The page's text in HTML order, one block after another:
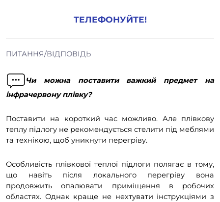
ТЕЛЕФОНУЙТЕ!
ПИТАННЯ/ВІДПОВІДЬ
Чи можна поставити важкий предмет на
інфрачервону плівку?
Поставити на короткий час можливо. Але плівкову
теплу підлогу не рекомендується стелити під меблями
та технікою, щоб уникнути перегріву.
Особливість плівкової теплої підлоги полягає в тому,
що навіть після локального перегріву вона
продовжить опалювати приміщення в робочих
областях. Однак краще не нехтувати інструкціями з